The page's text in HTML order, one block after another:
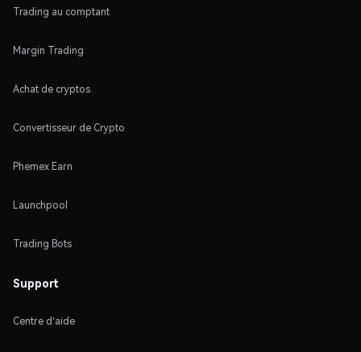
Trading au comptant
Margin Trading
Achat de cryptos
Convertisseur de Crypto
Phemex Earn
Launchpool
Trading Bots
Support
Centre d'aide